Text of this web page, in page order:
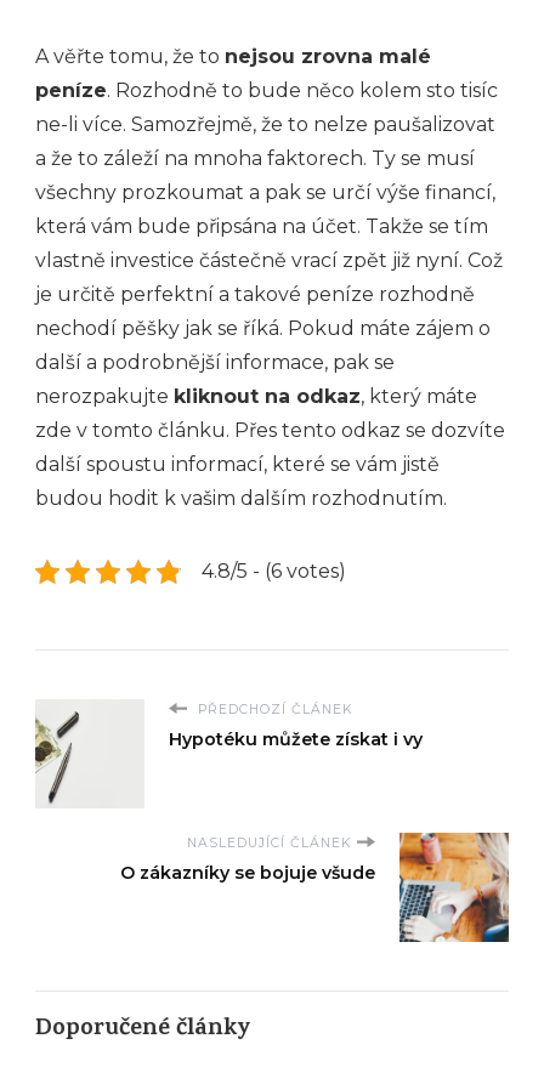
A věřte tomu, že to nejsou zrovna malé
peníze. Rozhodně to bude něco kolem sto tisíc
ne-li více. Samozřejmě, že to nelze paušalizovat
a že to záleží na mnoha faktorech. Ty se musí
všechny prozkoumat a pak se určí výše financí,
která vám bude připsána na účet. Takže se tím
vlastně investice částečně vrací zpět již nyní. Což
je určitě perfektní a takové peníze rozhodně
nechodí pěšky jak se říká. Pokud máte zájem o
další a podrobnější informace, pak se
nerozpakujte kliknout na odkaz, který máte
zde v tomto článku. Přes tento odkaz se dozvíte
další spoustu informací, které se vám jistě
budou hodit k vašim dalším rozhodnutím.
4.8/5 - (6 votes)
PŘEDCHOZÍ ČLÁNEK
Hypotéku můžete získat i vy
NASLEDUJÍCÍ ČLÁNEK
O zákazníky se bojuje všude
Doporučené články